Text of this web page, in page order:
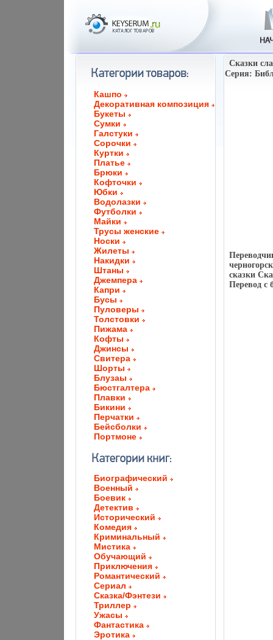
Кашпо
Декоративная композиция
Букеты
Сумки
Галстуки
Сорочки
Куртки
Платье
Брюки
Кофточки
Юбки
Водолазки
Футболки
Майки
Трусы женские
Носки
Жилеты
Накидки
Штаны
Джемпера
Капри
Бусы
Пуловеры
Толстовки
Пижама
Кофты
Джинсы
Свитера
Шорты
Блузаы
Бюстгалтера
Плавки
Бикини
Перчатки
Бейсболки
Портмоне
Биографический
Военный
Боевик
Детектив
Исторический
Комедия
Криминальный
Мистика
Обучающий
Приключения
Романтический
Сериал
Сказка/Фэнтези
Триллер
Ужасы
Фантастика
Эротика
Сказки
Серия:
сказки
Перевод с